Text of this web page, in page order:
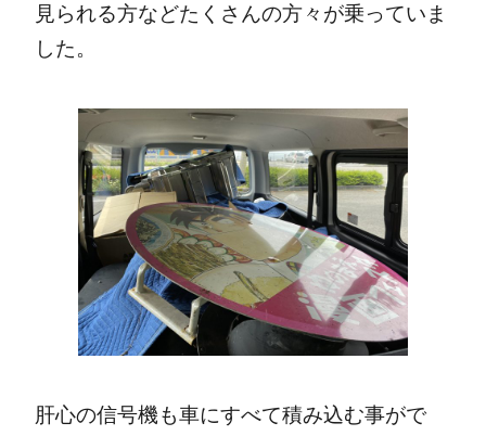
見られる方などたくさんの方々が乗っていま
した。
肝心の信号機も車にすべて積み込む事がで